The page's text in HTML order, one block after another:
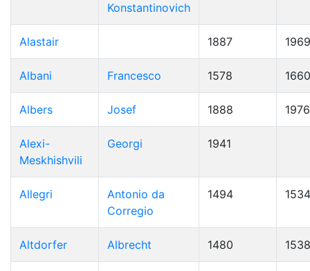
Konstantinovich
Alastair 1887 1969
Albani Francesco 1578 1660
Albers Josef 1888 1976
Alexi-
Meskhishvili
Georgi 1941
Allegri
Antonio da
Corregio
1494 1534
Altdorfer Albrecht 1480 1538